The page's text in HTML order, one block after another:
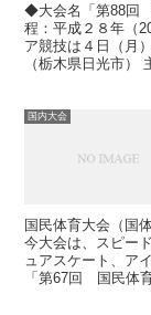
◆大会名「第88回
程：平成２８年（
ア競技は４日（月
（栃木県日光市）
国内大会
国民体育大会（国
今大会は、スピー
ュアスケート、ア
「第67回 国民体